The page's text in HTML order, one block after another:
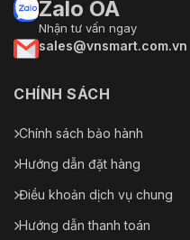
Zalo OA
Nhận tư vấn ngay
sales@vnsmart.com.vn
CHÍNH SÁCH
Chính sách bảo hành
Hướng dẫn đặt hàng
Điều khoản dịch vụ chung
Hướng dẫn thanh toán